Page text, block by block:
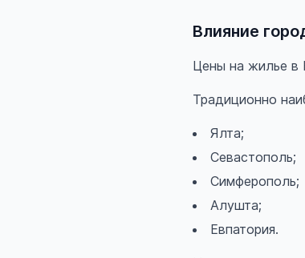
Влияние
Цены на жилье в
Традиционно
Ялта;
Севастополь;
Симферополь;
Алушта;
Евпатория.